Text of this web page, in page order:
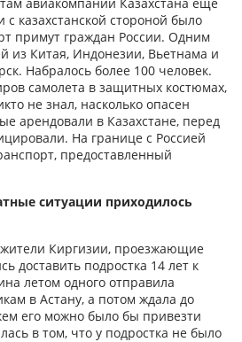
казахстанской стороной было
примут граждан России. Одним
из Китая, Индонезии, Вьетнама и
Набралось более 100 человек.
самолета в защитных костюмах,
не знал, насколько опасен
арендовали в Казахстане, перед
На границе с Россией
предоставленный
ситуации приходилось
Киргизии, проезжающие
доставить подростка 14 лет к
летом одного отправила
в Астану, а потом ждала до
его можно было бы привезти
в том, что у подростка не было